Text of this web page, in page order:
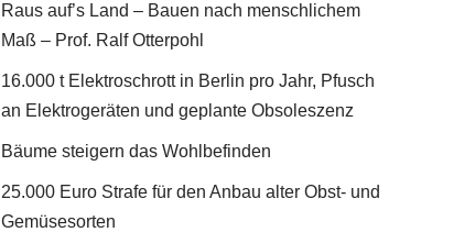
Raus auf’s Land – Bauen nach menschlichem
Maß – Prof. Ralf Otterpohl
16.000 t Elektroschrott in Berlin pro Jahr, Pfusch
an Elektrogeräten und geplante Obsoleszenz
Bäume steigern das Wohlbefinden
25.000 Euro Strafe für den Anbau alter Obst- und
Gemüsesorten